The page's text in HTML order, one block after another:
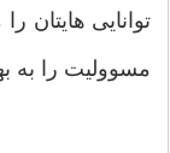
توانایی هایتان
مسوولیت را به